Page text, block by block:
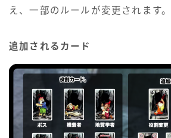
え、一部のルールが変更されます。
追加されるカード